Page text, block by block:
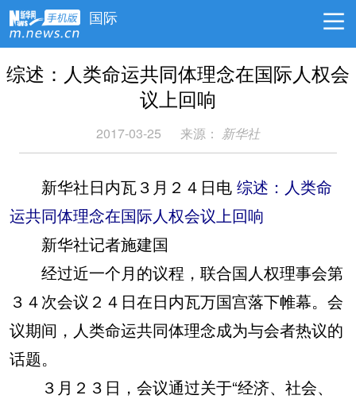
国际
综述：人类命运共同体理念在国际人权会
议上回响
2017-03-25 来源： 新华社
新华社日内瓦３月２４日电 综述：人类命
运共同体理念在国际人权会议上回响
新华社记者施建国
经过近一个月的议程，联合国人权理事会第
３４次会议２４日在日内瓦万国宫落下帷幕。会
议期间，人类命运共同体理念成为与会者热议的
话题。
３月２３日，会议通过关于“经济、社会、